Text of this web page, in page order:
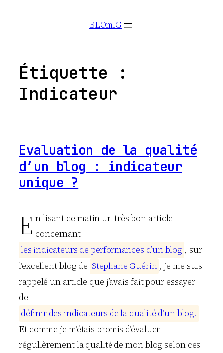
BLOmiG
Étiquette :
Indicateur
Evaluation de la qualité
d’un blog : indicateur
unique ?
E n lisant ce matin un très bon article
concernant
les indicateurs de performances d’unblog , sur
l’excellent blog de Stephane Guérin , je me suis
rappelé un article que j’avais fait pour essayer
de
définir des indicateurs dela qualité d’unblog.
Et comme je m’étais promis d’évaluer
régulièrement la qualité de mon blog selon ces